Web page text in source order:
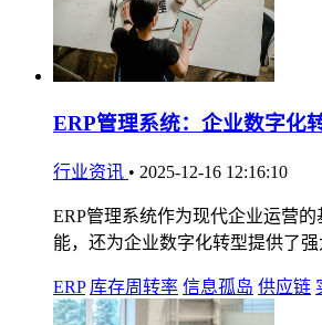
ERP管理系统：企业数字化
行业资讯 • 2025-12-16 12:16:10
ERP管理系统作为现代企业运营
能，还为企业数字化转型提供了
ERP 库存周转率 信息孤岛 供应链